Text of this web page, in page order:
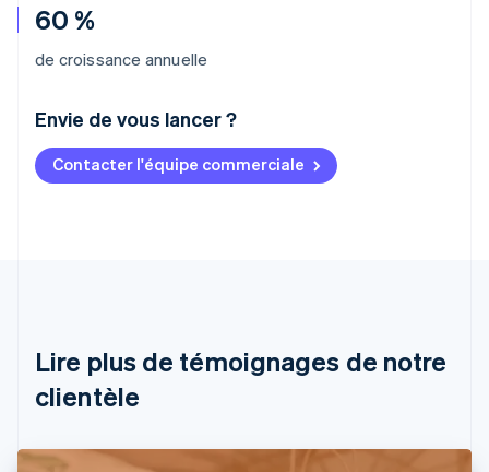
60 %
de croissance annuelle
Envie de vous lancer ?
Contacter l'équipe commerciale
Lire plus de témoignages de notre
clientèle
Allemagne
Brésil
PortuguêsEnglish
Bulgarie
EnglishFrançais